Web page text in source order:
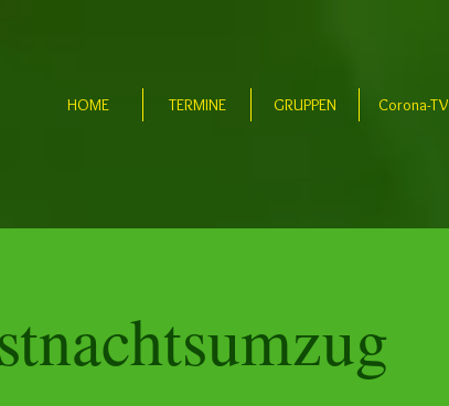
HOME TERMINE GRUPPEN Corona-TV